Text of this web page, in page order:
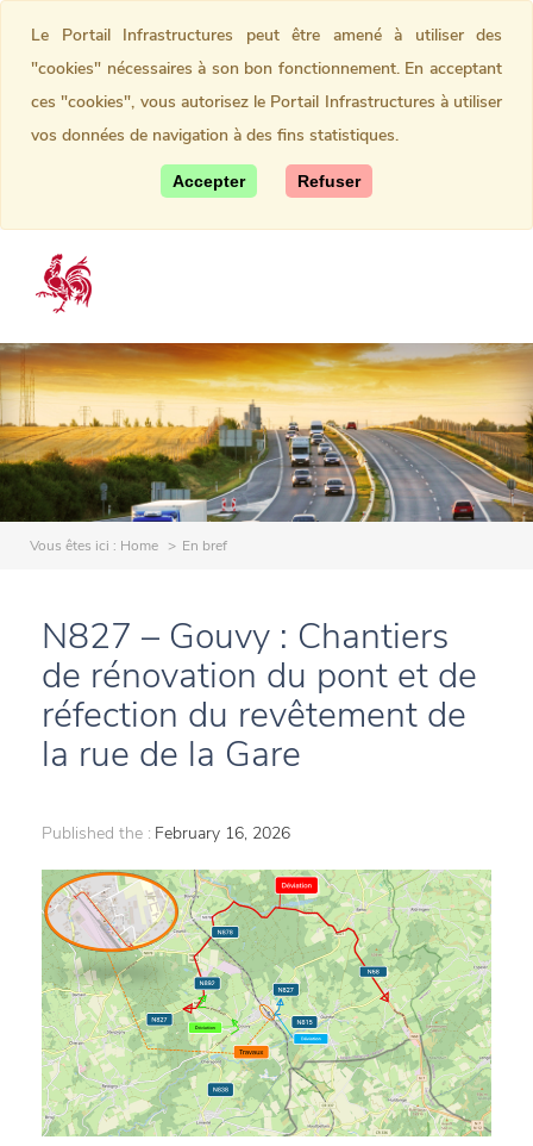
Vous êtes ici : Home En bref
N827 – Gouvy : Chantiers
de rénovation du pont et de
réfection du revêtement de
la rue de la Gare
Published the : February 16, 2026
Le Portail Infrastructures peut être amené à utiliser des
"cookies" nécessaires à son bon fonctionnement. En acceptant
ces "cookies", vous autorisez le Portail Infrastructures à utiliser
vos données de navigation à des fins statistiques.
Accepter Refuser